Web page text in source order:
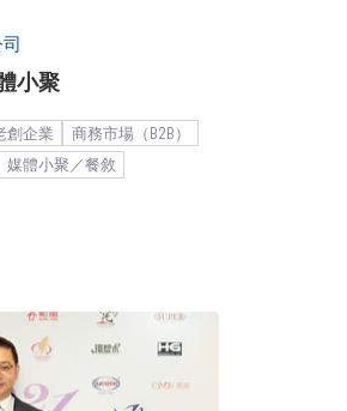
小聚
創企業
商務市場（B2B）
媒體小聚／餐敘